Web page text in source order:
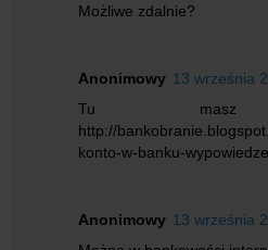
Możliwe zdalnie?
Anonimowy 13 września
Tu masz
http://
konto-w-banku-
Anonimowy 13 września